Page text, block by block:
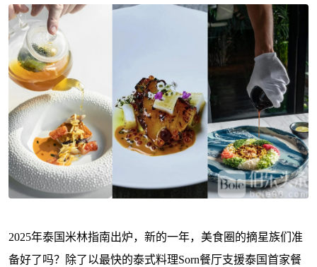
2025年泰国米林指南出炉，新的一年，美食圈的摘星族们准
备好了吗？除了以最快的泰式料理Sorn餐厅支援泰国首家餐